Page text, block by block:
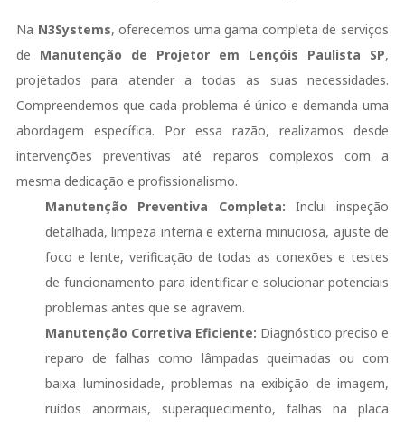
Na N3Systems, oferecemos uma gama completa de serviços
de Manutenção de Projetor em Lençóis Paulista SP,
projetados para atender a todas as suas necessidades.
Compreendemos que cada problema é único e demanda uma
abordagem específica. Por essa razão, realizamos desde
intervenções preventivas até reparos complexos com a
mesma dedicação e profissionalismo.
Manutenção Preventiva Completa: Inclui inspeção
detalhada, limpeza interna e externa minuciosa, ajuste de
foco e lente, verificação de todas as conexões e testes
de funcionamento para identificar e solucionar potenciais
problemas antes que se agravem.
Manutenção Corretiva Eficiente: Diagnóstico preciso e
reparo de falhas como lâmpadas queimadas ou com
baixa luminosidade, problemas na exibição de imagem,
ruídos anormais, superaquecimento, falhas na placa